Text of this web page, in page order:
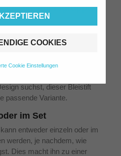
COOKIES
Cookie Einstellungen
für alle Altersgruppen
machen. Die Bleistifte
Gebrauch. Egal, ob du
suchst, dieser Bleistift
passende Variante.
im Set
entweder einzeln oder im
werden, je nachdem, wie
Dies macht ihn zu einer